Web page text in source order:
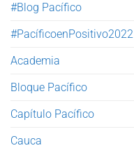
#Blog Pacífico
#PacíficoenPositivo2022
Academia
Bloque Pacífico
Capítulo Pacífico
Cauca